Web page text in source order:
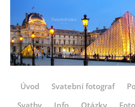
Úvod Svatební fotograf